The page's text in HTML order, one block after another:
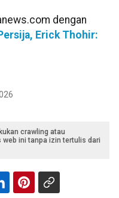
dengan
Erick Thohir:
crawling atau
ini tanpa izin tertulis dari